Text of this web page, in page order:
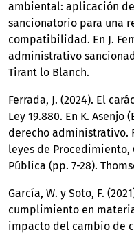
ambiental: aplicación
sancionatorio para una
compatibilidad. En J.
administrativo
Tirant lo Blanch.
Ferrada, J. (2024). El
Ley 19.880. En K.
derecho administrativo.
leyes de Procedimiento,
Pública (pp. 7-28).
García, W. y Soto, F.
cumplimiento en
impacto del cambio de